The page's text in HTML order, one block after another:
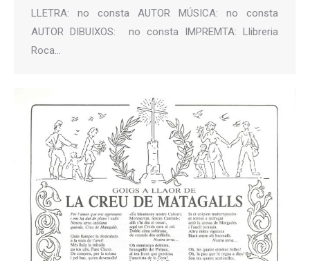
LLETRA: no consta AUTOR MÚSICA: no consta
AUTOR DIBUIXOS: no consta IMPREMTA: Llibreria
Roca…